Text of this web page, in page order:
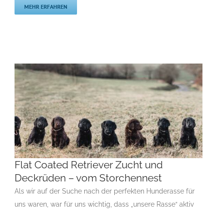
MEHR ERFAHREN
Flat Coated Retriever Zucht und Deckrüden –
vom Storchennest
Flat Coated Retriever Zucht und
Deckrüden – vom Storchennest
Als wir auf der Suche nach der perfekten Hunderasse für
uns waren, war für uns wichtig, dass „unsere Rasse“ aktiv